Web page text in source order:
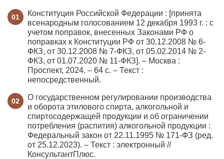
Конституция Российской Федерации : [принята
всенародным голосованием 12 декабря 1993 г. : с
учетом поправок, внесенных Законами РФ о
поправках к Конституции РФ от 30.12.2008 № 6-
ФКЗ, от 30.12.2008 № 7-ФКЗ, от 05.02.2014 № 2-
ФКЗ, от 01.07.2020 № 11-ФКЗ]. – Москва :
Проспект, 2024. – 64 с. – Текст :
непосредственный.
О государственном регулировании производства
и оборота этилового спирта, алкогольной и
спиртосодержащей продукции и об ограничении
потребления (распития) алкогольной продукции :
Федеральный закон от 22.11.1995 № 171-ФЗ (ред.
от 25.12.2023). – Текст : электронный //
КонсультантПлюс.